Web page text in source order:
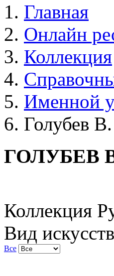
Главная
Онлайн
Коллекция
Именной
Голубев В.
ГОЛУБЕВ
Коллекция
Вид
Все